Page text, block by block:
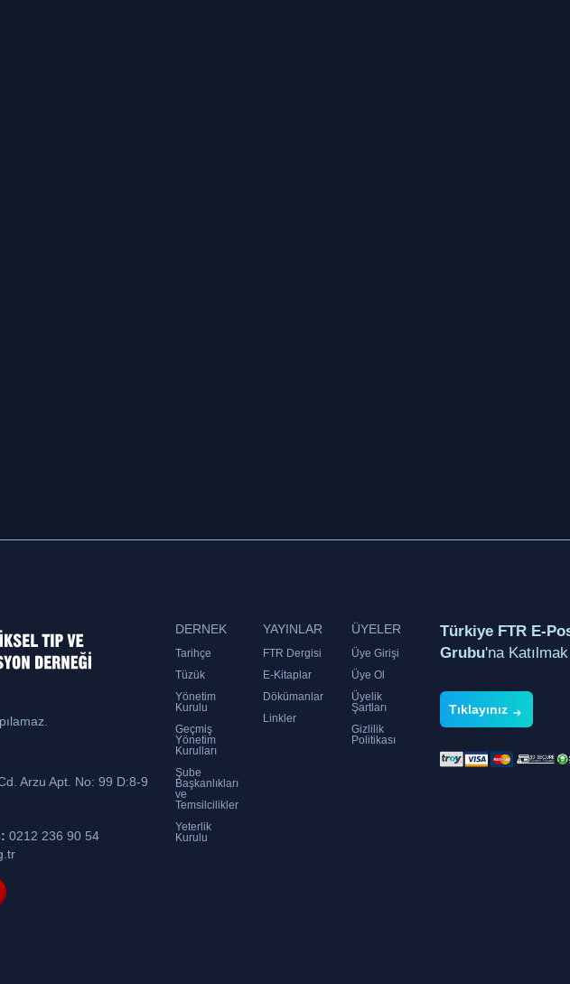
Arzu Apt. No: 99 D:8-9
0212 236 90 54
DERNEK
Tarihçe
Tüzük
Yönetim
Kurulu
Geçmiş
Yönetim
Kurulları
Şube
Başkanlıkları
ve
Temsilcilikler
Yeterlik
Kurulu
YAYINLAR
FTR Dergisi
E-Kitaplar
Dökümanlar
Linkler
ÜYELER
Üye Girişi
Üye Ol
Üyelik
Şartları
Gizlilik
Politikası
Türkiye FTR E-
Grubu'na
Tıklayınız